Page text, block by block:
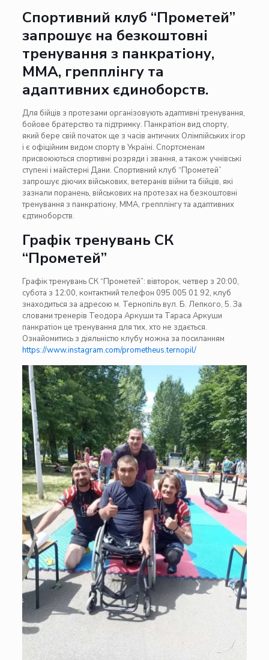
Спортивний клуб “Прометей”
запрошує на безкоштовні
тренування з панкратіону,
ММА, грепплінгу та
адаптивних єдиноборств.
Для бійців з протезами організовують адаптивні тренування,
бойове братерство та підтримку. Панкратіон вид спорту,
який бере свій початок ще з часів античних Олімпійських ігор
і є офіційним видом спорту в Україні. Спортсменам
присвоюються спортивні розряди і звання, а також учнівські
ступені і майстерні Дани. Спортивний клуб “Прометей”
запрошує діючих військових, ветеранів війни та бійців, які
зазнали поранень, військових на протезах на безкоштовні
тренування з панкратіону, ММА, грепплінгу та адаптивних
єдтиноборств.
Графік тренувань СК
“Прометей”
Графік тренувань СК “Прометей”: вівторок, четвер з 20:00,
субота з 12:00, контактний телефон 095 005 01 92, клуб
знаходиться за адресою м. Тернопіль вул. Б. Лепкого, 5. За
словами тренерів Теодора Аркуши та Тараса Аркуши
панкратіон це тренування для тих, хто не здається.
Ознайомитись з діяльністю клубу можна за посиланням
https://www.instagram.com/prometheus.ternopil/